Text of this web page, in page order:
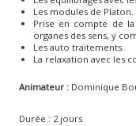
Les modules de Platon.
Prise en compte de
organes des sens, y
Les auto traitements.
La relaxation avec les
Animateur :Dominique
Durée : 2 jours